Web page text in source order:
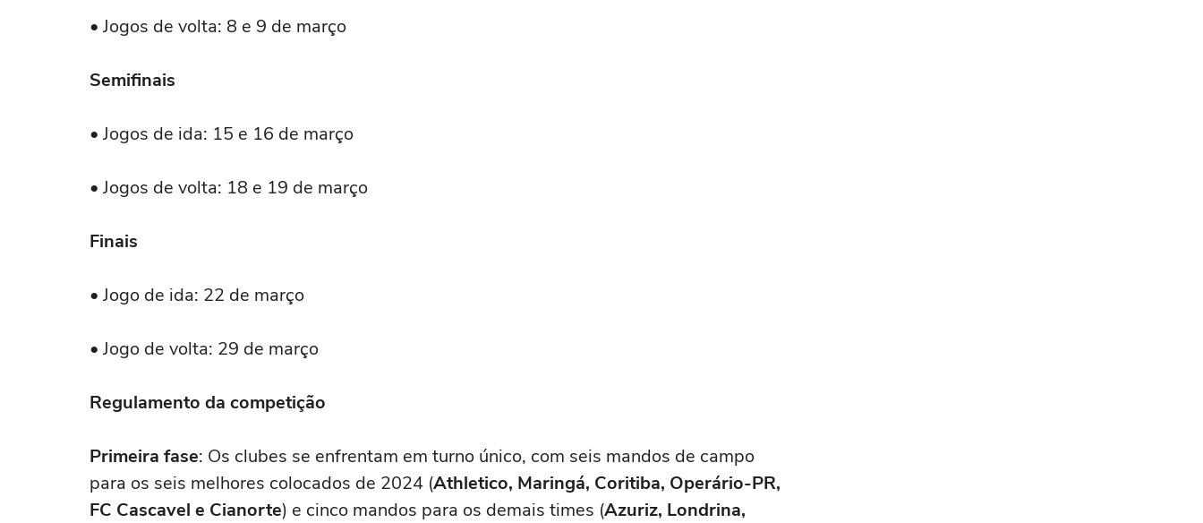
• Jogos de volta: 8 e 9 de março
Semifinais
• Jogos de ida: 15 e 16 de março
• Jogos de volta: 18 e 19 de março
Finais
• Jogo de ida: 22 de março
• Jogo de volta: 29 de março
Regulamento da competição
Primeira fase: Os clubes se enfrentam em turno único, com seis mandos de campo
para os seis melhores colocados de 2024 (Athletico, Maringá, Coritiba, Operário-PR,
FC Cascavel e Cianorte) e cinco mandos para os demais times (Azuriz, Londrina,